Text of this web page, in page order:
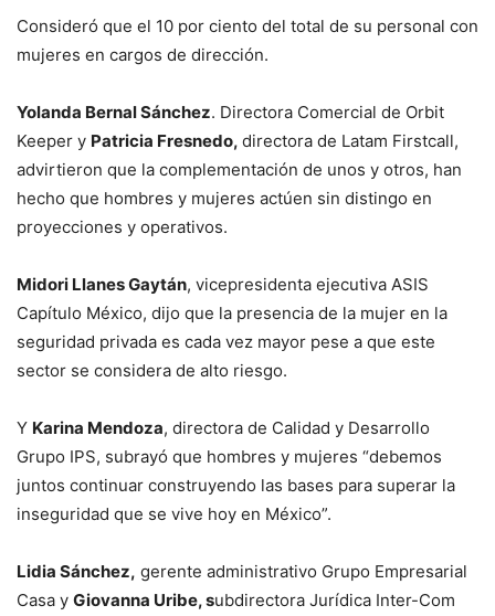
Consideró que el 10 por ciento del total de su personal con
mujeres en cargos de dirección.
Yolanda Bernal Sánchez. Directora Comercial de Orbit
Keeper y Patricia Fresnedo, directora de Latam Firstcall,
advirtieron que la complementación de unos y otros, han
hecho que hombres y mujeres actúen sin distingo en
proyecciones y operativos.
Midori Llanes Gaytán, vicepresidenta ejecutiva ASIS
Capítulo México, dijo que la presencia de la mujer en la
seguridad privada es cada vez mayor pese a que este
sector se considera de alto riesgo.
Y Karina Mendoza, directora de Calidad y Desarrollo
Grupo IPS, subrayó que hombres y mujeres “debemos
juntos continuar construyendo las bases para superar la
inseguridad que se vive hoy en México”.
Lidia Sánchez, gerente administrativo Grupo Empresarial
Casa y Giovanna Uribe, subdirectora Jurídica Inter-Com